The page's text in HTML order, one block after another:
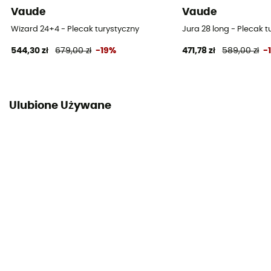
Tak
100 % Polyamide
Plecy z oddychającej siatki / Shoulder straps
Vaude
Wizard 24+4 - Plecak turystyczny
544,30 zł 679,00 zł -19%
Vaude
Jura 28 long - Plecak
471,78 zł 589,00 zł -
Ulubione Używane